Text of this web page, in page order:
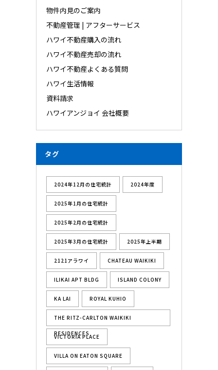
物件内見のご案内
不動産管理 | アフターサービス
ハワイ不動産購入の流れ
ハワイ不動産売却の流れ
ハワイ不動産よくある質問
ハワイ生活情報
資料請求
ハワイアンジョイ 会社概要
タグ
2024年12月の住宅統計 2024年度
2025年1月の住宅統計
2025年2月の住宅統計
2025年3月の住宅統計 2025年上半期
2121アラワイ CHATEAU WAIKIKI
ILIKAI APT BLDG ISLAND COLONY
KA LAI ROYAL KUHIO
THE RITZ-CARLTON WAIKIKI
RESIDENCES
VICTORIA PLACE
VILLA ON EATON SQUARE